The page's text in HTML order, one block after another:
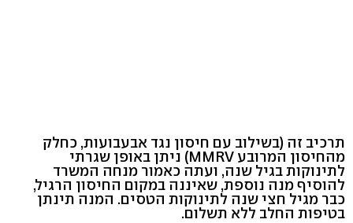
תרכיב זה (בשילוב עם חיסון נגד אבעבועות, כחלק
מהחיסון המרובע MMRV) ניתן באופן שגרתי
לתינוקות בגיל שנה, ועתה כאמור מנחה המשרד
להוסיף מנה נוספת, שאיננה במקום החיסון הרגיל,
כבר מגיל חצי שנה לתינוקות הטסים. המנה תינתן
בטיפות החלב ללא תשלום.